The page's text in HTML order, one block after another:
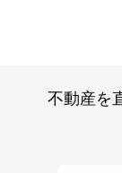
不動産を